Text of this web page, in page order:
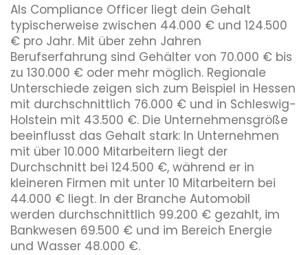
Als Compliance Officer liegt dein Gehalt
typischerweise zwischen 44.000 € und 124.500
€ pro Jahr. Mit über zehn Jahren
Berufserfahrung sind Gehälter von 70.000 € bis
zu 130.000 € oder mehr möglich. Regionale
Unterschiede zeigen sich zum Beispiel in Hessen
mit durchschnittlich 76.000 € und in Schleswig-
Holstein mit 43.500 €. Die Unternehmensgröße
beeinflusst das Gehalt stark: In Unternehmen
mit über 10.000 Mitarbeitern liegt der
Durchschnitt bei 124.500 €, während er in
kleineren Firmen mit unter 10 Mitarbeitern bei
44.000 € liegt. In der Branche Automobil
werden durchschnittlich 99.200 € gezahlt, im
Bankwesen 69.500 € und im Bereich Energie
und Wasser 48.000 €.